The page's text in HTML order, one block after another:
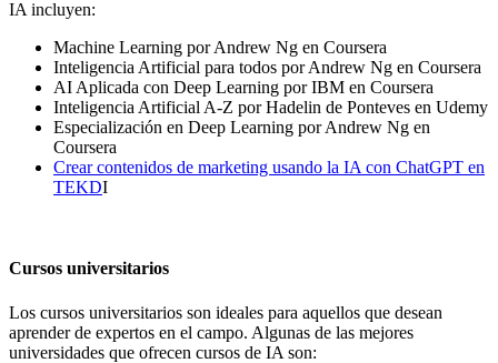
IA incluyen:
Machine Learning por Andrew Ng en Coursera
Inteligencia Artificial para todos por Andrew Ng en Coursera
AI Aplicada con Deep Learning por IBM en Coursera
Inteligencia Artificial A-Z por Hadelin de Ponteves en Udemy
Especialización en Deep Learning por Andrew Ng en
Coursera
Crear contenidos de marketing usando la IA con ChatGPT en
TEKDI
Cursos universitarios
Los cursos universitarios son ideales para aquellos que desean
aprender de expertos en el campo. Algunas de las mejores
universidades que ofrecen cursos de IA son: